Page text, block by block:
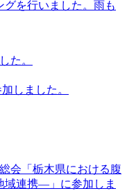
グを行いました。雨も
た。
しました。
会「栃木県における腹
連携―」に参加しま